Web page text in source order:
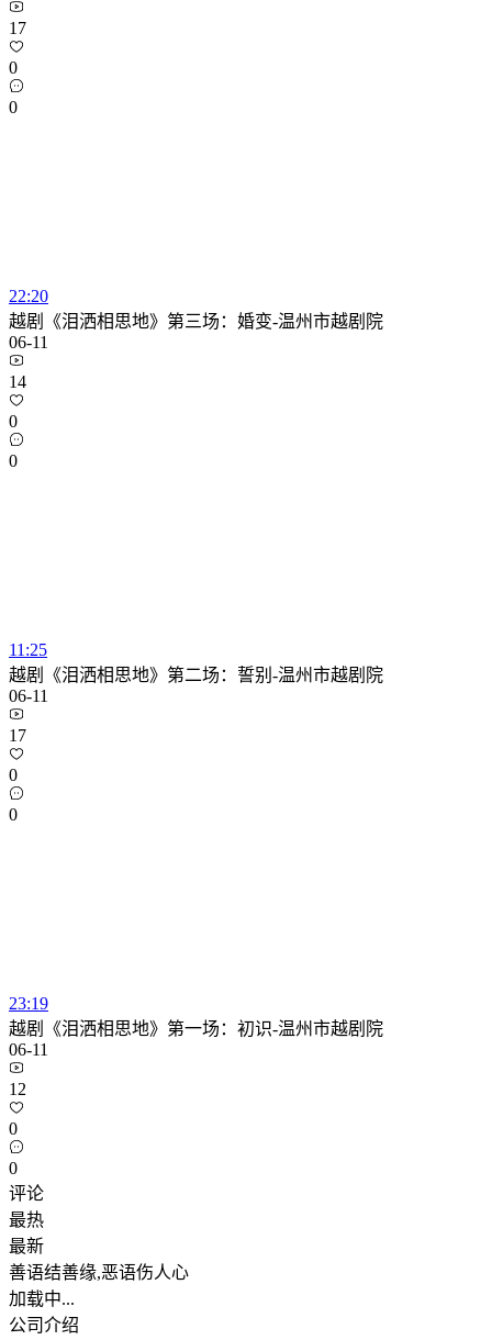
17
0
0
22:20
越剧《泪洒相思地》第三场：婚变-温州市越剧院
06-11
14
0
0
11:25
越剧《泪洒相思地》第二场：誓别-温州市越剧院
06-11
17
0
0
23:19
越剧《泪洒相思地》第一场：初识-温州市越剧院
06-11
12
0
0
评论
最热
最新
善语结善缘,恶语伤人心
加载中...
公司介绍